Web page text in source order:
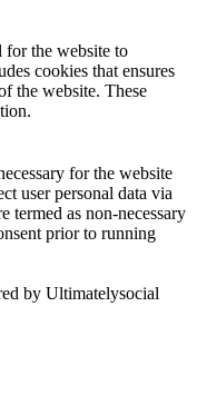
for the website to
cookies that ensures
the website. These
for the website
user personal data via
termed as non-necessary
prior to running
by Ultimatelysocial